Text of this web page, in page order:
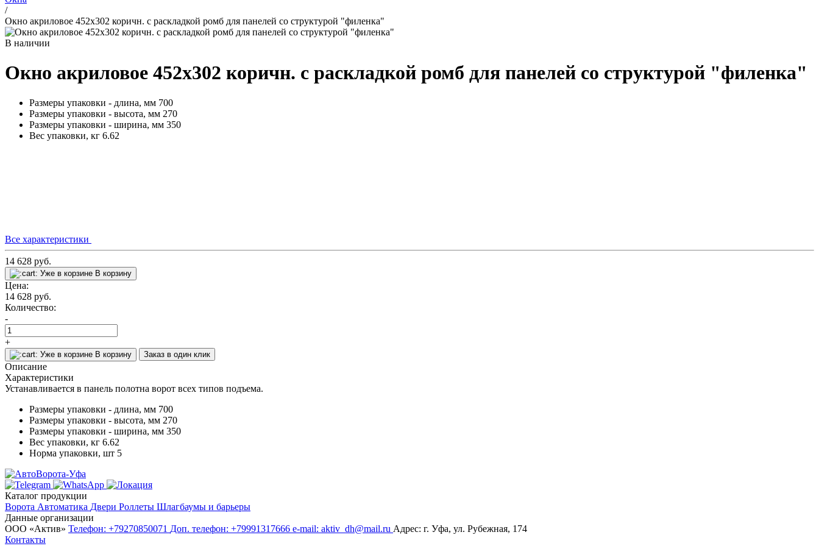
/
Окно акриловое 452х302 коричн. с раскладкой ромб для панелей со структурой "филенка"
В наличии
Окно акриловое 452х302 коричн. с раскладкой ромб для панелей со структурой "филенка"
Размеры упаковки - длина, мм 700
Размеры упаковки - высота, мм 270
Размеры упаковки - ширина, мм 350
Вес упаковки, кг 6.62
Все характеристики
14 628 руб.
Уже в корзине В корзину
Цена:
14 628 руб.
Количество:
-
+
Уже в корзине В корзину Заказ в один клик
Описание
Характеристики
Устанавливается в панель полотна ворот всех типов подъема.
Размеры упаковки - длина, мм 700
Размеры упаковки - высота, мм 270
Размеры упаковки - ширина, мм 350
Вес упаковки, кг 6.62
Норма упаковки, шт 5
Каталог продукции
Ворота Автоматика Двери Роллеты Шлагбаумы и барьеры
Данные организации
ООО «‎Актив»‎ Телефон: +79270850071 Доп. телефон: +79991317666 e-mail: aktiv_dh@mail.ru Адрес: г. Уфа, ул. Рубежная, 174
Контакты